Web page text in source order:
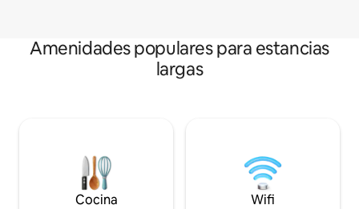
Amenidades populares para estancias
largas
Cocina Wifi